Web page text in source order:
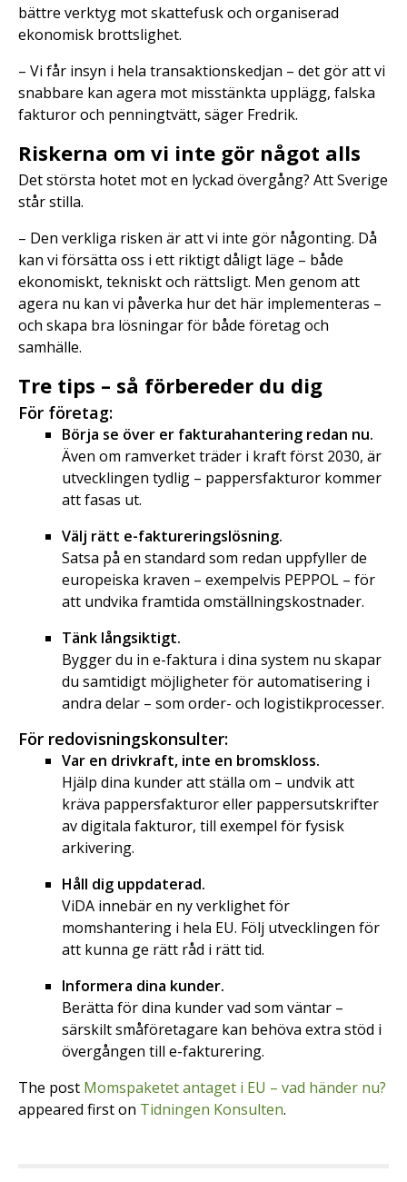
bättre verktyg mot skattefusk och organiserad
ekonomisk brottslighet.
– Vi får insyn i hela transaktionskedjan – det gör att vi
snabbare kan agera mot misstänkta upplägg, falska
fakturor och penningtvätt, säger Fredrik.
Riskerna om vi inte gör något alls
Det största hotet mot en lyckad övergång? Att Sverige
står stilla.
– Den verkliga risken är att vi inte gör någonting. Då
kan vi försätta oss i ett riktigt dåligt läge – både
ekonomiskt, tekniskt och rättsligt. Men genom att
agera nu kan vi påverka hur det här implementeras –
och skapa bra lösningar för både företag och
samhälle.
Tre tips – så förbereder du dig
För företag:
Börja se över er fakturahantering redan nu.
Även om ramverket träder i kraft först 2030, är
utvecklingen tydlig – pappersfakturor kommer
att fasas ut.
Välj rätt e-faktureringslösning.
Satsa på en standard som redan uppfyller de
europeiska kraven – exempelvis PEPPOL – för
att undvika framtida omställningskostnader.
Tänk långsiktigt.
Bygger du in e-faktura i dina system nu skapar
du samtidigt möjligheter för automatisering i
andra delar – som order- och logistikprocesser.
För redovisningskonsulter:
Var en drivkraft, inte en bromskloss.
Hjälp dina kunder att ställa om – undvik att
kräva pappersfakturor eller pappersutskrifter
av digitala fakturor, till exempel för fysisk
arkivering.
Håll dig uppdaterad.
ViDA innebär en ny verklighet för
momshantering i hela EU. Följ utvecklingen för
att kunna ge rätt råd i rätt tid.
Informera dina kunder.
Berätta för dina kunder vad som väntar –
särskilt småföretagare kan behöva extra stöd i
övergången till e-fakturering.
The post Momspaketet antaget i EU – vad händer nu?
appeared first on Tidningen Konsulten.